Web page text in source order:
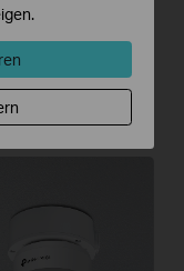
mit PT-
Kameras